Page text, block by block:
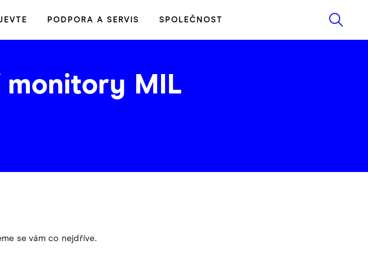
PODPORA A SERVIS SPOLEČNOST
monitory MIL
se vám co nejdříve.